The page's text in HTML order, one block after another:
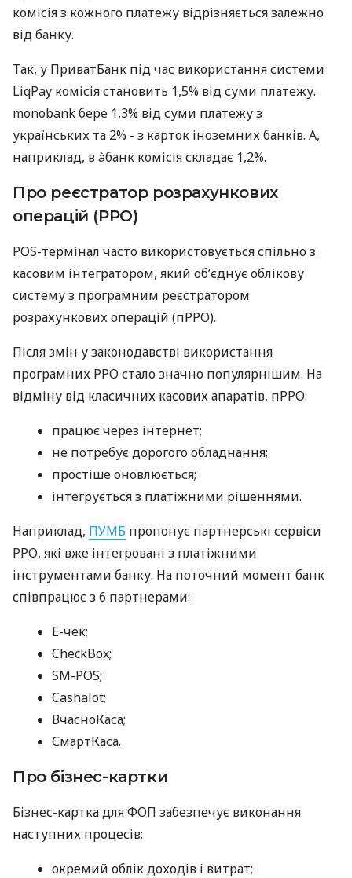
комісія з кожного платежу відрізняється залежно
від банку.
Так, у ПриватБанк під час використання системи
LiqPay комісія становить 1,5% від суми платежу.
monobank бере 1,3% від суми платежу з
українських та 2% - з карток іноземних банків. А,
наприклад, в àбанк комісія складає 1,2%.
Про реєстратор розрахункових
операцій (РРО)
POS-термінал часто використовується спільно з
касовим інтегратором, який об’єднує облікову
систему з програмним реєстратором
розрахункових операцій (пРРО).
Після змін у законодавстві використання
програмних РРО стало значно популярнішим. На
відміну від класичних касових апаратів, пРРО:
працює через інтернет;
не потребує дорогого обладнання;
простіше оновлюється;
інтегрується з платіжними рішеннями.
Наприклад, ПУМБ пропонує партнерські сервіси
РРО, які вже інтегровані з платіжними
інструментами банку. На поточний момент банк
співпрацює з 6 партнерами:
E-чек;
CheckBox;
SM-POS;
Cashalot;
ВчасноКаса;
СмартКаса.
Про бізнес-картки
Бізнес-картка для ФОП забезпечує виконання
наступних процесів:
окремий облік доходів і витрат;